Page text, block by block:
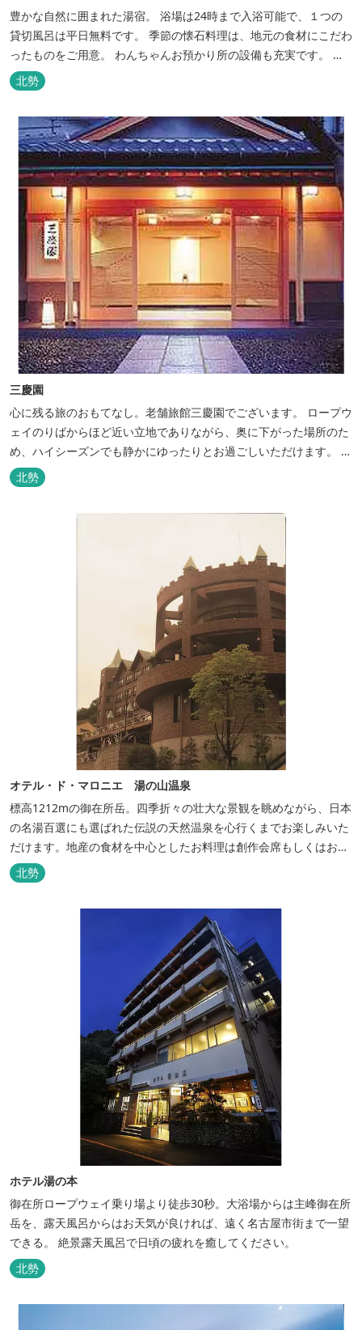
豊かな自然に囲まれた湯宿。 浴場は24時まで入浴可能で、１つの
貸切風呂は平日無料です。 季節の懐石料理は、地元の食材にこだわ
ったものをご用意。 わんちゃんお預かり所の設備も充実です。 女
将手作りのお酢とカモシカソフトが人気です。 お食事処と大浴場の
脱衣所に最新の高機能換気設備を導入いたしました。
北勢
三慶園
心に残る旅のおもてなし。老舗旅館三慶園でございます。 ロープウ
ェイのりばからほど近い立地でありながら、奥に下がった場所のた
め、ハイシーズンでも静かにゆったりとお過ごしいただけます。 自
慢の大浴場からは、雄大な御在所岳を背に、御在所ロープウェイが
望めます。季節ごとに表情を変える湯の山の自然と対話しながら至
北勢
オテル・ド・マロニエ 湯の山温泉
標高1212mの御在所岳。四季折々の壮大な景観を眺めながら、日本
の名湯百選にも選ばれた伝説の天然温泉を心行くまでお楽しみいた
だけます。地産の食材を中心としたお料理は創作会席もしくはお箸
でもお楽しみいただける本格フレンチをお選びいただけ、会席・フ
レンチコースとも同じテーブルにてご賞味いただけます。また館内
北勢
ホテル湯の本
御在所ロープウェイ乗り場より徒歩30秒。大浴場からは主峰御在所
岳を、露天風呂からはお天気が良ければ、遠く名古屋市街まで一望
できる。 絶景露天風呂で日頃の疲れを癒してください。
北勢